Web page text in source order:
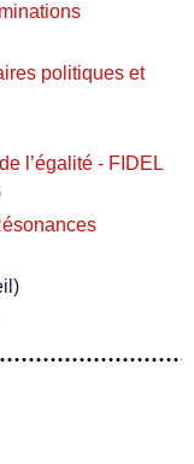
politiques et
l’égalité - FIDEL